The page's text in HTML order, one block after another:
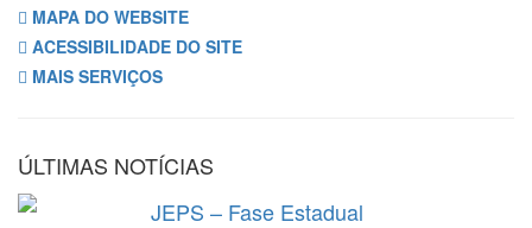
MAPA DO WEBSITE
ACESSIBILIDADE DO SITE
MAIS SERVIÇOS
ÚLTIMAS NOTÍCIAS
JEPS – Fase Estadual